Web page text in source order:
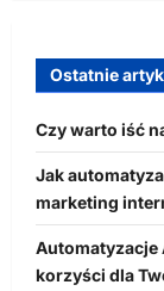
Ostatnie
Czy warto iść
Jak
marketing
Automatyzacje
korzyści dla